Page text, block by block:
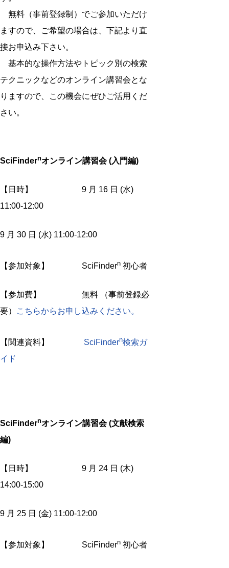
無料（事前登録制）でご参加いただけ
ますので、ご希望の場合は、下記より直
接お申込み下さい。
基本的な操作方法やトピック別の検索
テクニックなどのオンライン講習会とな
りますので、この機会にぜひご活用くだ
さい。
SciFindernオンライン講習会 (入門編)
【日時】 9 月 16 日 (水)
11:00-12:00
9 月 30 日 (水) 11:00-12:00
【参加対象】 SciFindern 初心者
【参加費】 無料 （事前登録必
要）
こちらからお申し込みください。
【関連資料】 SciFindern検索ガ
イド
SciFindernオンライン講習会 (文献検索
編)
【日時】 9 月 24 日 (木)
14:00-15:00
9 月 25 日 (金) 11:00-12:00
【参加対象】 SciFindern 初心者